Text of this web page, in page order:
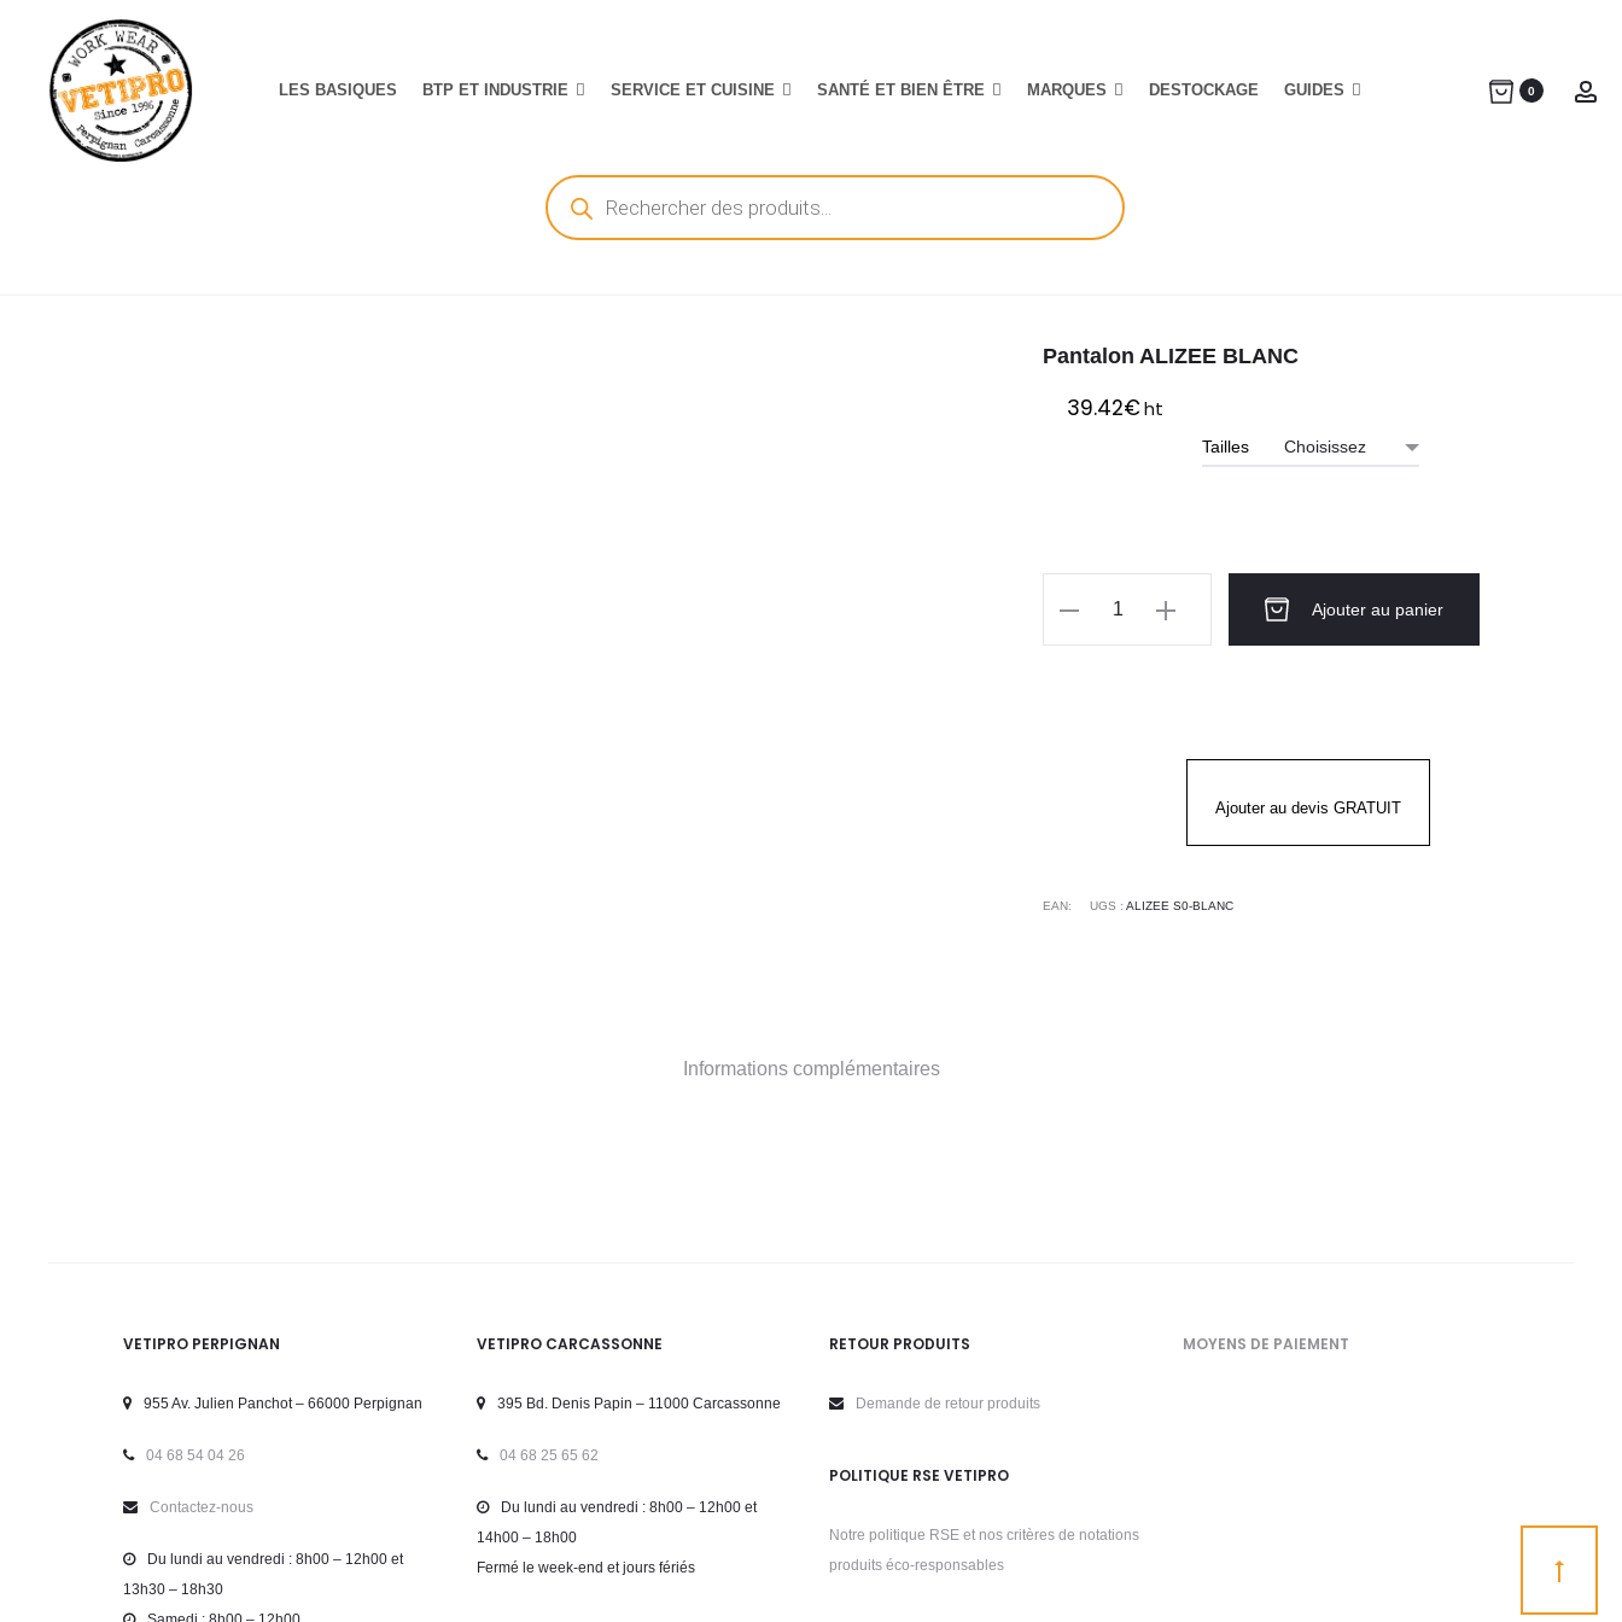
LES BASIQUES BTP ET INDUSTRIE SERVICE ET CUISINE SANTÉ ET BIEN ÊTRE MARQUES DESTOCKAGE GUIDES 0
Recherche
de
produits
Pantalon ALIZEE BLANC
39.42€ht
Tailles
Ajouter au panier
Ajouter au devis GRATUIT
EAN: UGS : ALIZEE S0-BLANC
Informations complémentaires
VETIPRO PERPIGNAN
955 Av. Julien Panchot – 66000 Perpignan
04 68 54 04 26
Contactez-nous
Du lundi au vendredi : 8h00 – 12h00 et
13h30 – 18h30
VETIPRO CARCASSONNE
395 Bd. Denis Papin – 11000 Carcassonne
04 68 25 65 62
Du lundi au vendredi : 8h00 – 12h00 et
14h00 – 18h00
Fermé le week-end et jours fériés
RETOUR PRODUITS
Demande de retour produits
POLITIQUE RSE VETIPRO
Notre politique RSE et nos critères de notations
produits éco-responsables
MOYENS DE PAIEMENT